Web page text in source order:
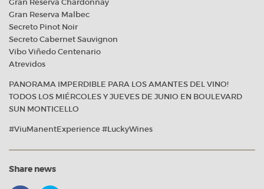
Gran Reserva Malbec
Secreto Pinot Noir
Secreto Cabernet Sauvignon
Vibo Viñedo Centenario
Atrevidos
PANORAMA IMPERDIBLE PARA LOS AMANTES DEL VINO!
TODOS LOS MIÉRCOLES Y JUEVES DE JUNIO EN BOULEVARD
SUN MONTICELLO
#ViuManentExperience #LuckyWines
Share news